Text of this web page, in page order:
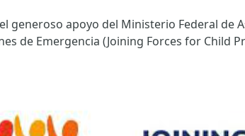
generoso apoyo del Ministerio Federal
de Emergencia (Joining Forces for Child